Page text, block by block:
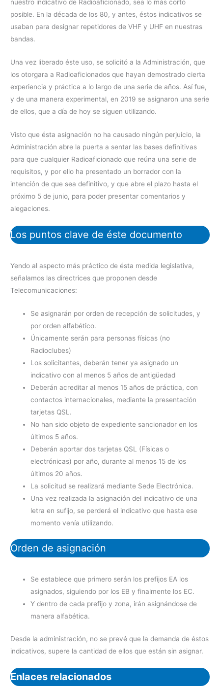
nuestro indicativo de Radioaficionado, sea lo más corto
posible. En la década de los 80, y antes, éstos indicativos se
usaban para designar repetidores de VHF y UHF en nuestras
bandas.
Una vez liberado éste uso, se solicitó a la Administración, que
los otorgara a Radioaficionados que hayan demostrado cierta
experiencia y práctica a lo largo de una serie de años. Así fue,
y de una manera experimental, en 2019 se asignaron una serie
de ellos, que a día de hoy se siguen utilizando.
Visto que ésta asignación no ha causado ningún perjuicio, la
Administración abre la puerta a sentar las bases definitivas
para que cualquier Radioaficionado que reúna una serie de
requisitos, y por ello ha presentado un borrador con la
intención de que sea definitivo, y que abre el plazo hasta el
próximo 5 de junio, para poder presentar comentarios y
alegaciones.
Los puntos clave de éste documento
Yendo al aspecto más práctico de ésta medida legislativa,
señalamos las directrices que proponen desde
Telecomunicaciones:
Se asignarán por orden de recepción de solicitudes, y
por orden alfabético.
Únicamente serán para personas físicas (no
Radioclubes)
Los solicitantes, deberán tener ya asignado un
indicativo con al menos 5 años de antigüedad
Deberán acreditar al menos 15 años de práctica, con
contactos internacionales, mediante la presentación
tarjetas QSL.
No han sido objeto de expediente sancionador en los
últimos 5 años.
Deberán aportar dos tarjetas QSL (Físicas o
electrónicas) por año, durante al menos 15 de los
últimos 20 años.
La solicitud se realizará mediante Sede Electrónica.
Una vez realizada la asignación del indicativo de una
letra en sufijo, se perderá el indicativo que hasta ese
momento venía utilizando.
Orden de asignación
Se establece que primero serán los prefijos EA los
asignados, siguiendo por los EB y finalmente los EC.
Y dentro de cada prefijo y zona, irán asignándose de
manera alfabética.
Desde la administración, no se prevé que la demanda de éstos
indicativos, supere la cantidad de ellos que están sin asignar.
Enlaces relacionados